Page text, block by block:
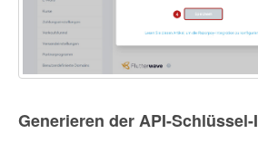
Generieren der API-Schlüssel-